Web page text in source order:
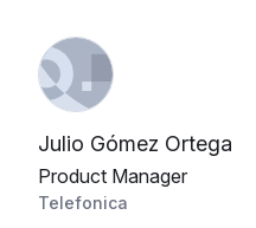
Julio Gómez Ortega
Product Manager
Telefonica